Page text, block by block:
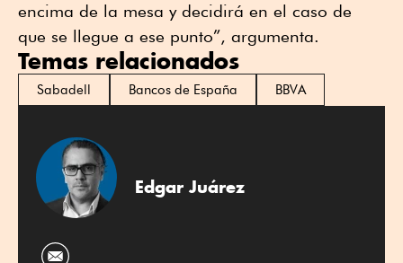
encima de la mesa y decidirá en el caso de
que se llegue a ese punto”, argumenta.
Temas relacionados
Sabadell Bancos de España BBVA
Edgar Juárez